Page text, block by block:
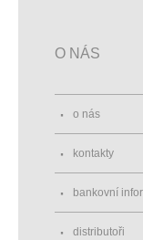
O NÁS
o nás
kontakty
bankovní
distributoři